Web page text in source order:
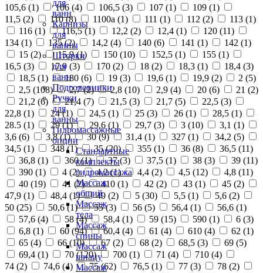
для
ванн
Карнизы
для
ванны
Шторки
для
ванн
Подголовники
Ручки
для
ванны
Гидромассажные
опции
Стандартные
комплекты
гидромассажа
Массаж
общий
Массаж
тела
Массаж
спины
Массаж
шиацу
Массаж
105,6 (1) 106 (4) 106,5 (3) 107 (1) 109 (1)
11,5 (2) 110 (8) 1100а (1) 111 (1) 112 (2) 113 (1)
116 (1) 116,5 (1) 12,2 (2) 12,4 (1) 120 (11)
134 (1) 135 (2) 14,2 (4) 140 (6) 141 (1) 142 (1)
15 (2) 15,9 (1) 150 (10) 152,5 (1) 155 (1)
16,5 (3) 17,9 (3) 170 (2) 18 (2) 18,3 (1) 18,4 (3)
18,5 (1) 180 (6) 19 (3) 19,6 (1) 19,9 (2) 2 (5)
2,5 (108) 2,7 (2) 2,8 (10) 2,9 (4) 20 (6) 21 (2)
21,2 (6) 21,4 (7) 21,5 (3) 21,7 (5) 22,5 (3)
22,8 (1) 24 (1) 24,5 (1) 25 (3) 26 (1) 28,5 (1)
28.5 (1) 29 (1) 29,6 (1) 29,7 (3) 3 (10) 3,1 (1)
3,6 (6) 3,8 (1) 30 (9) 31,4 (1) 327 (1) 34,2 (5)
34,5 (1) 348 (1) 35 (20) 355 (1) 36 (8) 36,5 (11)
36,8 (1) 360 (1) 37 (3) 37,5 (1) 38 (3) 39 (11)
390 (1) 4 (2) 4,2 (1) 4,4 (2) 4,5 (12) 4,8 (11)
40 (19) 41 (2) 410 (1) 42 (2) 43 (1) 45 (2)
47,9 (1) 48,4 (1) 49 (2) 5 (30) 5,5 (1) 5,6 (2)
50 (25) 50,6 (1) 55 (3) 56 (5) 56,4 (1) 56,6 (1)
57,6 (4) 58 (4) 58,4 (1) 59 (15) 590 (1) 6 (3)
6,8 (1) 60 (94) 60,4 (4) 61 (4) 610 (4) 62 (1)
65 (4) 66 (10) 67 (2) 68 (2) 68,5 (3) 69 (5)
69,4 (1) 70 (120) 700 (1) 71 (4) 710 (4)
74 (2) 74,6 (4) 75 (62) 76,5 (1) 77 (3) 78 (2)